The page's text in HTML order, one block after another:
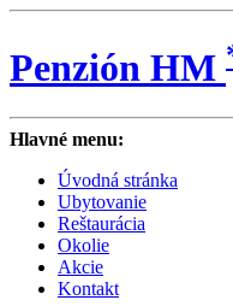
Penzión HM
Hlavné menu:
Úvodná stránka
Ubytovanie
Reštaurácia
Okolie
Akcie
Kontakt